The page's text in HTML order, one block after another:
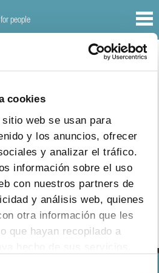
cookies
web se usan para
y los anuncios, ofrecer
y analizar el tráfico.
información sobre el uso
con nuestros partners de
y análisis web, quienes
otra información que les
que hayan recopilado a
people
indicators (November